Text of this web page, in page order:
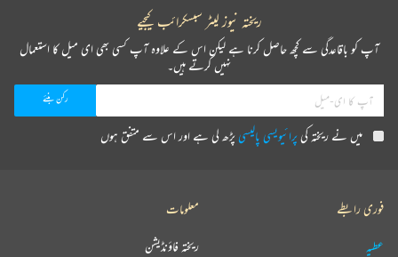
ریختہ نیوز لیٹر سبسکرائب کیجیے
آپ کو باقاعدگی سے کچھ حاصل کرنا ہے لیکن اس کے علاوہ آپ کسی بھی ای میل کا استعمال
نہیں کرتے ہیں۔
میں نے ریختہ کیپرائیویسی پالیسیپڑھ لی ہے اور اس سے متفق ہوں
فوری رابطے
عطیہ
معلومات
ریختہ فاؤنڈیشن